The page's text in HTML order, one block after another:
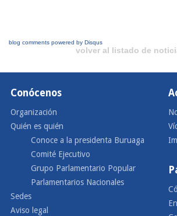
blog comments powered by Disqus
volver al listado de
Conócenos
Organización
Quién es quién
Conoce a la presidenta Buruaga
Comité Ejecutivo
Grupo Parlamentario Popular
Parlamentarios Nacionales
Sedes
Aviso legal